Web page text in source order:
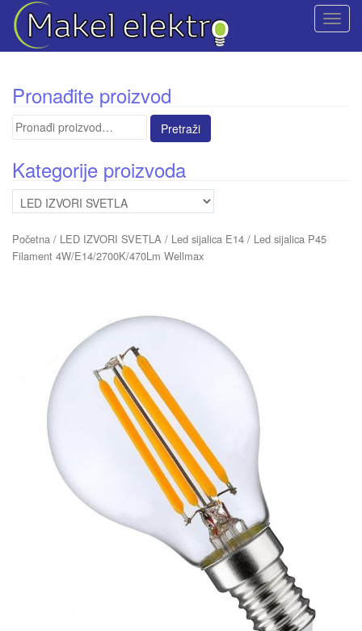
T
Pronađite proizvod
Pretraga
Kategorije proizvoda
Početna / LED IZVORI SVETLA / Led sijalica E14 / Led sijalica P45
Filament 4W/E14/2700K/470Lm Wellmax